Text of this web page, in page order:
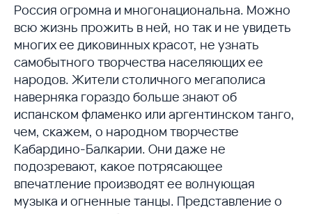
Россия огромна и многонациональна. Можно
всю жизнь прожить в ней, но так и не увидеть
многих ее диковинных красот, не узнать
самобытного творчества населяющих ее
народов. Жители столичного мегаполиса
наверняка гораздо больше знают об
испанском фламенко или аргентинском танго,
чем, скажем, о народном творчестве
Кабардино-Балкарии. Они даже не
подозревают, какое потрясающее
впечатление производят ее волнующая
музыка и огненные танцы. Представление о